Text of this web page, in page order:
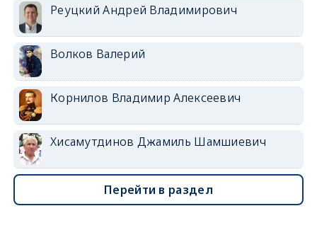
Реуцкий Андрей Владимирович
Волков Валерий
Корнилов Владимир Алексеевич
Хисамутдинов Джамиль Шамшиевич
Перейти в раздел